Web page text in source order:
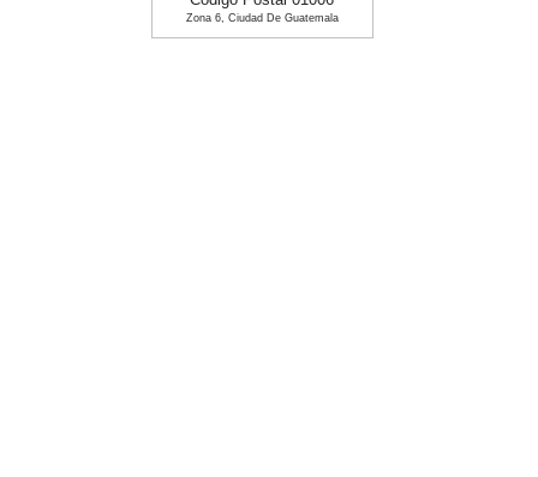
Zona 6, Ciudad De Guatemala